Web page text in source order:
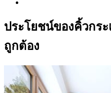
ประโยชน์ของคิ้วกร
ถูกต้อง